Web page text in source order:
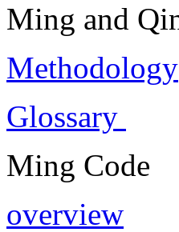
Ming and
Methodology
Glossary
Ming Code
overview